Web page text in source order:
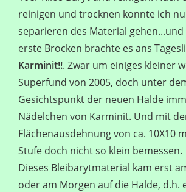
reinigen und trocknen konnte ich
separieren des Material
erste Brocken brachte es ans
Karminit!!. Zwar um einiges kleiner
Superfund von 2005, doch unter
Gesichtspunkt der neuen Halde
Nädelchen von Karminit. Und mit
Flächenausdehnung von ca. 10X10
Stufe doch nicht so klein bemessen.
Dieses Bleibarytmaterial kam erst
oder am Morgen auf die Halde, d.h.